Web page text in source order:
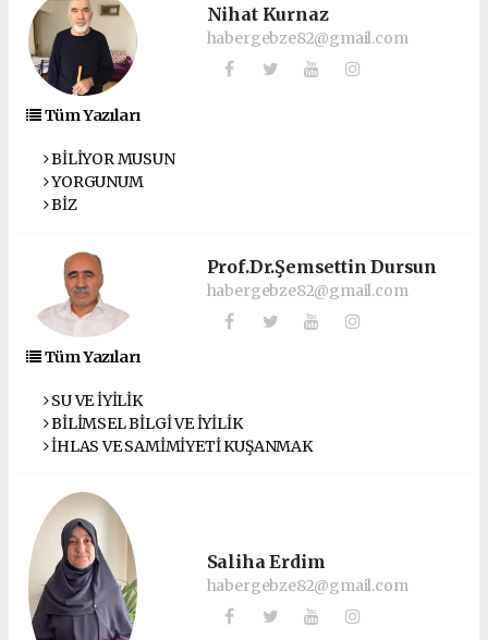
Nihat Kurnaz
habergebze82@gmail.com
Tüm Yazıları
BİLİYOR MUSUN
YORGUNUM
BİZ
Prof.Dr.Şemsettin Dursun
habergebze82@gmail.com
Tüm Yazıları
SU VE İYİLİK
BİLİMSEL BİLGİ VE İYİLİK
İHLAS VE SAMİMİYETİ KUŞANMAK
Saliha Erdim
habergebze82@gmail.com